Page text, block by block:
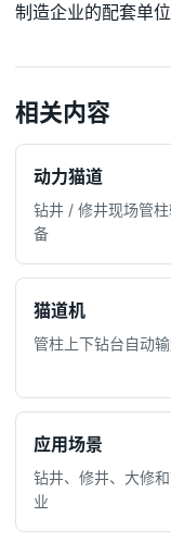
制造企业的配套单
相关内容
动力猫道
钻井 / 修井现场管
备
猫道机
管柱上下钻台自动
应用场景
钻井、修井、大修
业